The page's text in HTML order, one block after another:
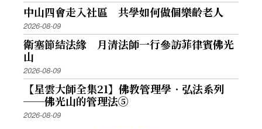
中山四會走入社區 共學如何做個樂齡老人
2026-08-09
衛塞節結法緣 月清法師一行參訪菲律賓佛光
山
2026-08-09
【星雲大師全集21】佛教管理學．弘法系列
──佛光山的管理法⑤
2026-08-09